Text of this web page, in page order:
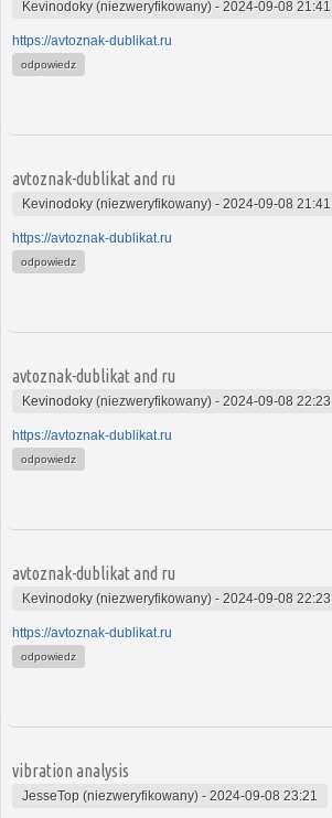
Kevinodoky (niezweryfikowany) - 2024-09-08 21:41
https://avtoznak-dublikat.ru
odpowiedz
avtoznak-dublikat and ru
Kevinodoky (niezweryfikowany) - 2024-09-08 21:41
https://avtoznak-dublikat.ru
odpowiedz
avtoznak-dublikat and ru
Kevinodoky (niezweryfikowany) - 2024-09-08 22:23
https://avtoznak-dublikat.ru
odpowiedz
avtoznak-dublikat and ru
Kevinodoky (niezweryfikowany) - 2024-09-08 22:23
https://avtoznak-dublikat.ru
odpowiedz
vibration analysis
JesseTop (niezweryfikowany) - 2024-09-08 23:21